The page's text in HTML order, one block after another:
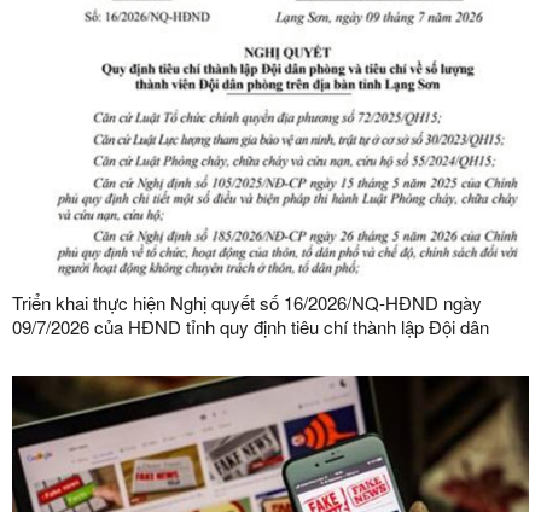
Triển khai thực hiện Nghị quyết số 16/2026/NQ-HĐND ngày
09/7/2026 của HĐND tỉnh quy định tiêu chí thành lập Đội dân
bàn tỉnh